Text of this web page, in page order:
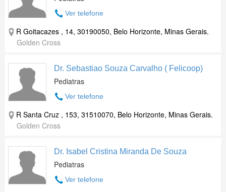
Ver telefone
R Goitacazes , 14, 30190050, Belo Horizonte, Minas Gerais.
Golden Cross
Dr. Sebastiao Souza Carvalho ( Felicoop)
Pediatras
Ver telefone
R Santa Cruz , 153, 31510070, Belo Horizonte, Minas Gerais.
Golden Cross
Dr. Isabel Cristina Miranda De Souza
Pediatras
Ver telefone